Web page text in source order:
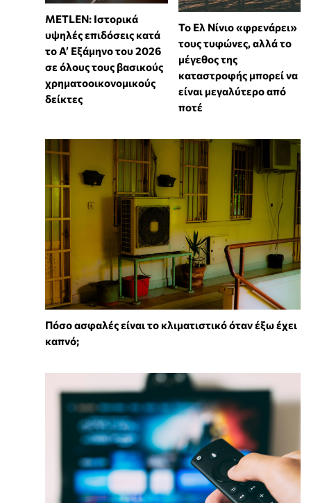
METLEN: Ιστορικά
υψηλές επιδόσεις κατά
το Α’ Εξάμηνο του 2026
σε όλους τους βασικούς
χρηματοοικονομικούς
δείκτες
Το Ελ Νίνιο «φρενάρει»
τους τυφώνες, αλλά το
μέγεθος της
καταστροφής μπορεί να
είναι μεγαλύτερο από
ποτέ
Πόσο ασφαλές είναι το κλιματιστικό όταν έξω έχει
καπνό;